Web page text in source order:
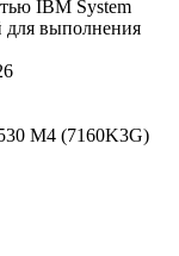
IBM System
для выполнения
M4 (7160K3G)